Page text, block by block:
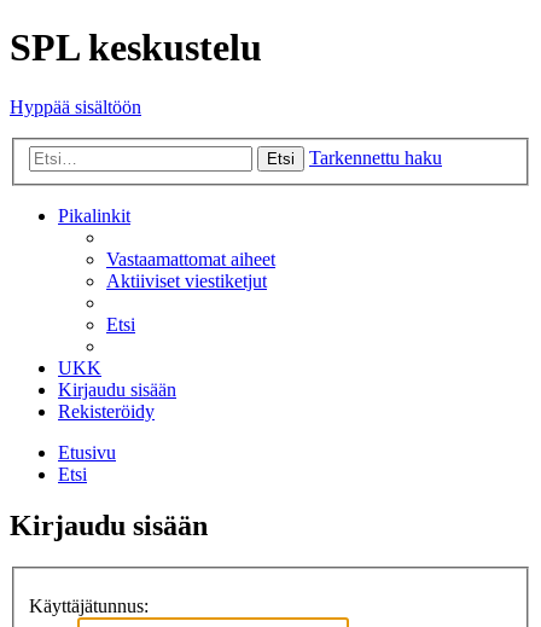
SPL keskustelu
Hyppää sisältöön
Etsi Tarkennettu haku
Pikalinkit
Vastaamattomat aiheet
Aktiiviset viestiketjut
Etsi
UKK
Kirjaudu sisään
Rekisteröidy
Etusivu
Etsi
Kirjaudu sisään
Käyttäjätunnus: